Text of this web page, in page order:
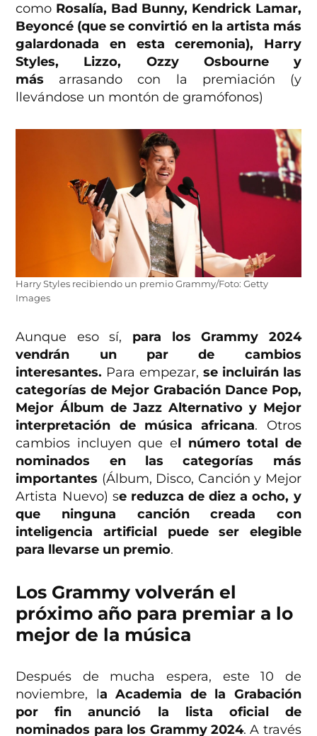
como Rosalía, Bad Bunny, Kendrick Lamar,
Beyoncé (que se convirtió en la artista más
galardonada en esta ceremonia), Harry
Styles, Lizzo, Ozzy Osbourne
y
más arrasando con la premiación (y
llevándose un montón de gramófonos)
Harry Styles recibiendo un premio Grammy/Foto: Getty
Images
Aunque eso sí, para los Grammy 2024
vendrán un par de cambios
interesantes. Para empezar, se incluirán las
categorías de Mejor Grabación Dance Pop,
Mejor Álbum de Jazz Alternativo y Mejor
interpretación de música africana. Otros
cambios incluyen que el número total de
nominados en las categorías más
importantes (Álbum, Disco, Canción y Mejor
Artista Nuevo) se reduzca de diez a ocho, y
que ninguna canción creada con
inteligencia artificial puede ser elegible
para llevarse un premio.
Los Grammy volverán el
próximo año para premiar a lo
mejor de la música
Después de mucha espera, este 10 de
noviembre, la Academia de la Grabación
por fin anunció la lista oficial de
nominados para los Grammy 2024. A través